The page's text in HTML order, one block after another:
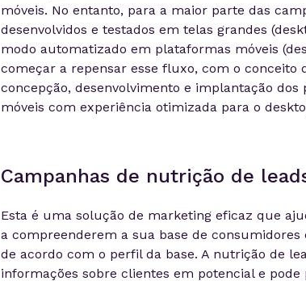
móveis. No entanto, para a maior parte das
desenvolvidos e testados em telas grandes
modo automatizado em plataformas móveis
começar a repensar esse fluxo, com o conceito
concepção, desenvolvimento e implantação
móveis com experiência otimizada para o
Campanhas de nutrição de
Esta é uma solução de marketing eficaz que
a compreenderem a sua base de
de acordo com o perfil da base. A nutrição de
informações sobre clientes em potencial e